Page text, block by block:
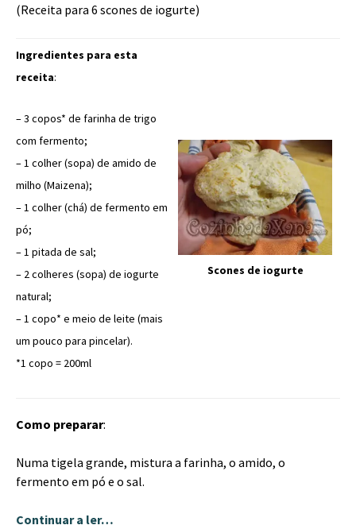
(Receita para 6 scones de iogurte)
Ingredientes para esta
receita:
– 3 copos* de farinha de trigo
com fermento;
– 1 colher (sopa) de amido de
milho (Maizena);
– 1 colher (chá) de fermento em
pó;
– 1 pitada de sal;
– 2 colheres (sopa) de iogurte
natural;
– 1 copo* e meio de leite (mais
um pouco para pincelar).
*1 copo = 200ml
Scones de iogurte
Como preparar:
Numa tigela grande, mistura a farinha, o amido, o
fermento em pó e o sal.
Continuar a ler…